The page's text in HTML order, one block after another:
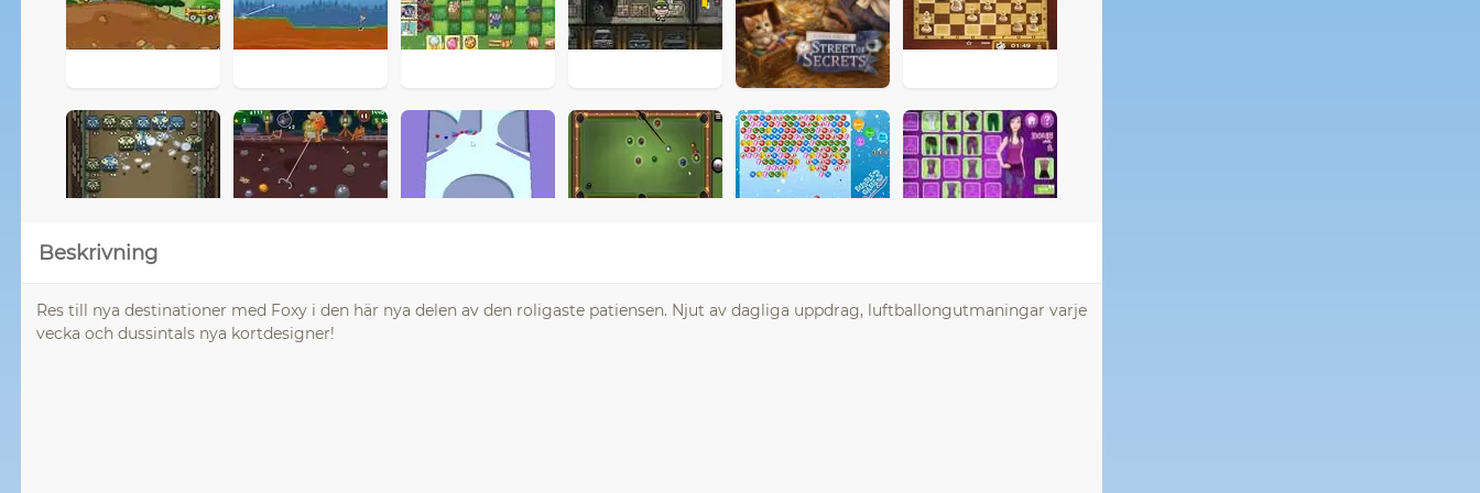
Beskrivning
Res till nya destinationer med Foxy i den här nya delen av den roligaste patiensen. Njut av dagliga uppdrag, luftballongutmaningar varje
vecka och dussintals nya kortdesigner!